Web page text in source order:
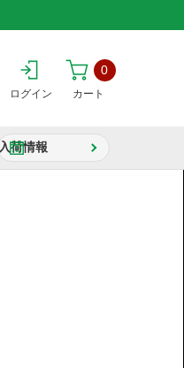
ログイン カート
0
入荷情報